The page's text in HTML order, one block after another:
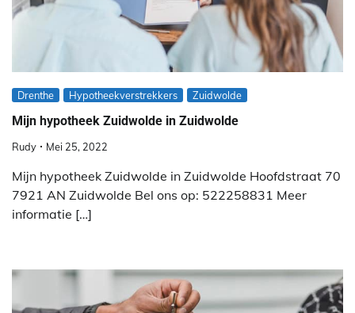
Drenthe Hypotheekverstrekkers Zuidwolde
Mijn hypotheek Zuidwolde in Zuidwolde
Rudy Mei 25, 2022
Mijn hypotheek Zuidwolde in Zuidwolde Hoofdstraat 70
7921 AN Zuidwolde Bel ons op: 522258831 Meer
informatie […]